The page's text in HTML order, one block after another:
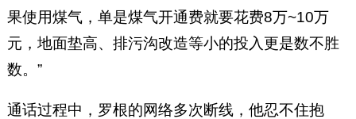
果使用煤气，单是煤气开通费就要花费8万~10万
元，地面垫高、排污沟改造等小的投入更是数不胜
数。”
通话过程中，罗根的网络多次断线，他忍不住抱